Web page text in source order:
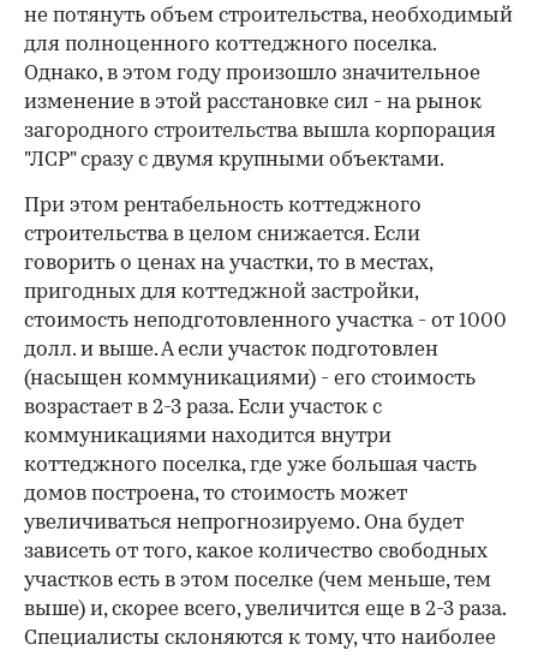
не потянуть объем строительства, необходимый
для полноценного коттеджного поселка.
Однако, в этом году произошло значительное
изменение в этой расстановке сил - на рынок
загородного строительства вышла корпорация
"ЛСР" сразу с двумя крупными объектами.
При этом рентабельность коттеджного
строительства в целом снижается. Если
говорить о ценах на участки, то в местах,
пригодных для коттеджной застройки,
стоимость неподготовленного участка - от 1000
долл. и выше. А если участок подготовлен
(насыщен коммуникациями) - его стоимость
возрастает в 2-3 раза. Если участок с
коммуникациями находится внутри
коттеджного поселка, где уже большая часть
домов построена, то стоимость может
увеличиваться непрогнозируемо. Она будет
зависеть от того, какое количество свободных
участков есть в этом поселке (чем меньше, тем
выше) и, скорее всего, увеличится еще в 2-3 раза.
Специалисты склоняются к тому, что наиболее